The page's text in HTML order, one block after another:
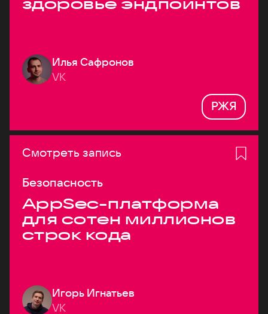
здоровье эндпоинтов
Илья Сафронов
VK
РЖЯ
Смотреть запись
Безопасность
AppSec-платформа
для сотен миллионов
строк кода
Игорь Игнатьев
VK